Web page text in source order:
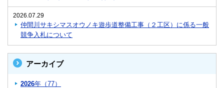
2026.07.29
仲間川サキシマスオウノキ遊歩道整備工事（２工区）に係る一般
競争入札について
アーカイブ
2026年（77）